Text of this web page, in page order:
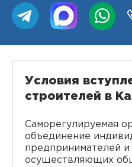
Условия
строителей в
Саморегулируемая
объединение
предпринимателей
осуществляющих